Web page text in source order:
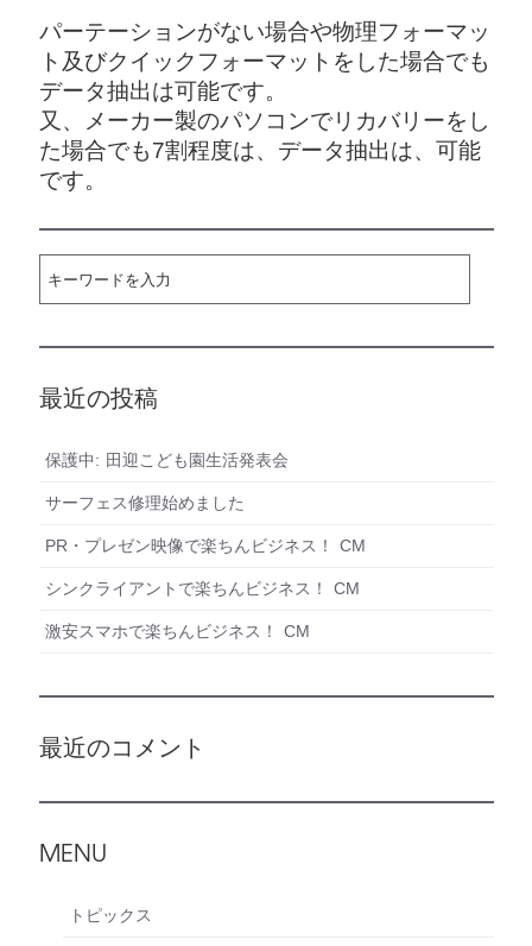
パーテーションがない場合や物理フォーマッ
ト及びクイックフォーマットをした場合でも
データ抽出は可能です。
又、メーカー製のパソコンでリカバリーをし
た場合でも7割程度は、データ抽出は、可能
です。
最近の投稿
保護中: 田迎こども園生活発表会
サーフェス修理始めました
PR・プレゼン映像で楽ちんビジネス！ CM
シンクライアントで楽ちんビジネス！ CM
激安スマホで楽ちんビジネス！ CM
最近のコメント
MENU
トピックス